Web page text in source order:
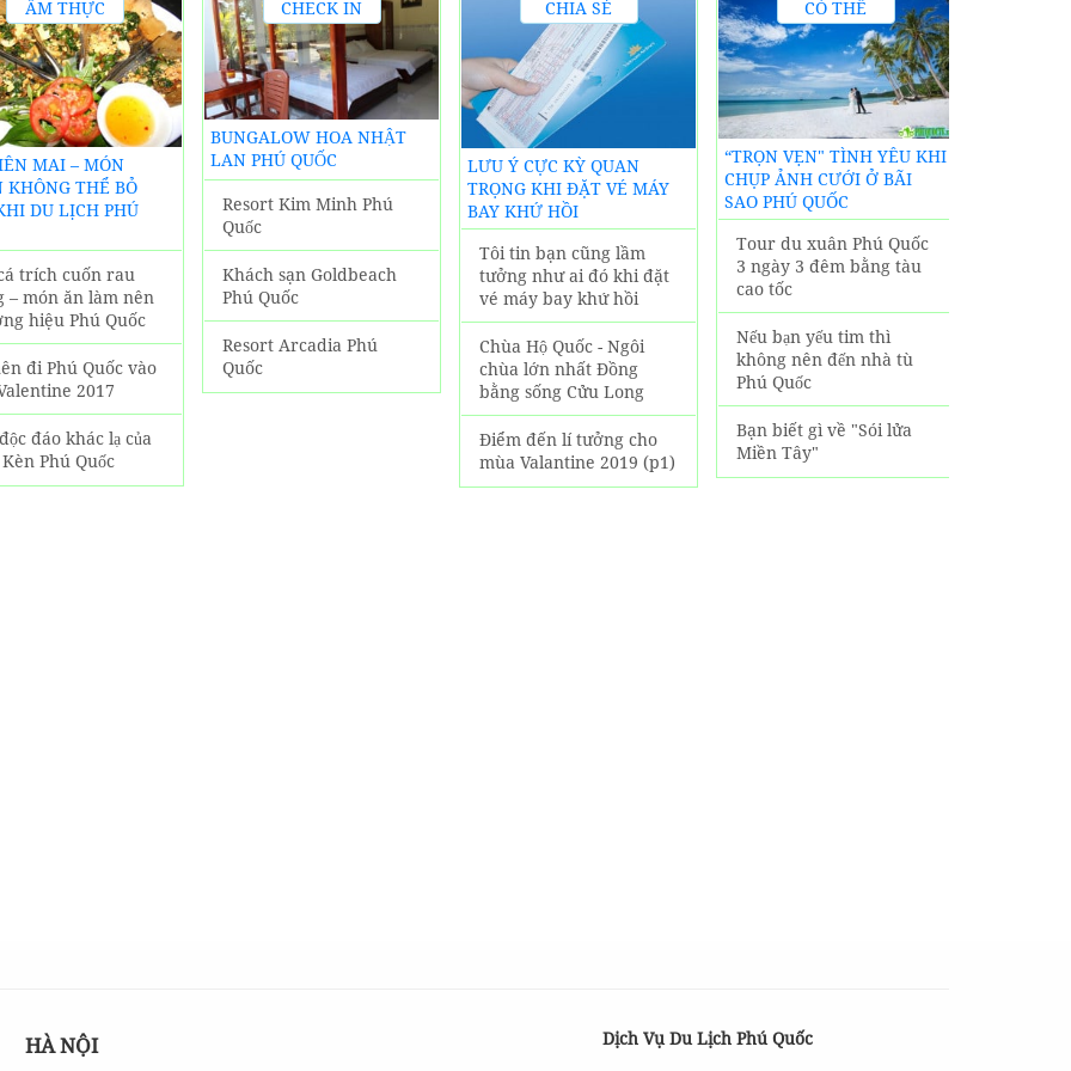
ẨM THỰC
ĐỊA
PHƯƠNG
MAI – MÓN
KHÔNG THỂ BỎ
DU LỊCH PHÚ
trích cuốn rau
– món ăn làm nên
hiệu Phú Quốc
đi Phú Quốc vào
2017
đáo khác lạ của
Phú Quốc
CHECK IN
KHÁCH
SẠN PHÚ
QUỐC
BUNGALOW HOA NHẬT
LAN PHÚ QUỐC
Resort Kim Minh Phú
Quốc
Khách sạn Goldbeach
Phú Quốc
Resort Arcadia Phú
Quốc
CHIA SẺ
KINH
NGHIỆM
LƯU Ý CỰC KỲ QUAN
TRỌNG KHI ĐẶT VÉ MÁY
BAY KHỨ HỒI
Tôi tin bạn cũng lầm
tưởng như ai đó khi đặt
vé máy bay khứ hồi
Chùa Hộ Quốc - Ngôi
chùa lớn nhất Đồng
bằng sống Cửu Long
Điểm đến lí tưởng cho
mùa Valantine 2019 (p1)
CÓ THỂ
BẠN CHƯA
BIẾT
“TRỌN VẸN" TÌNH YÊU KHI
CHỤP ẢNH CƯỚI Ở BÃI
SAO PHÚ QUỐC
Tour du xuân Phú Quốc
3 ngày 3 đêm bằng tàu
cao tốc
Nếu bạn yếu tim thì
không nên đến nhà tù
Phú Quốc
Bạn biết gì về "Sói lửa
Miền Tây"
HÀ NỘI
Dịch Vụ Du Lịch Phú Quốc